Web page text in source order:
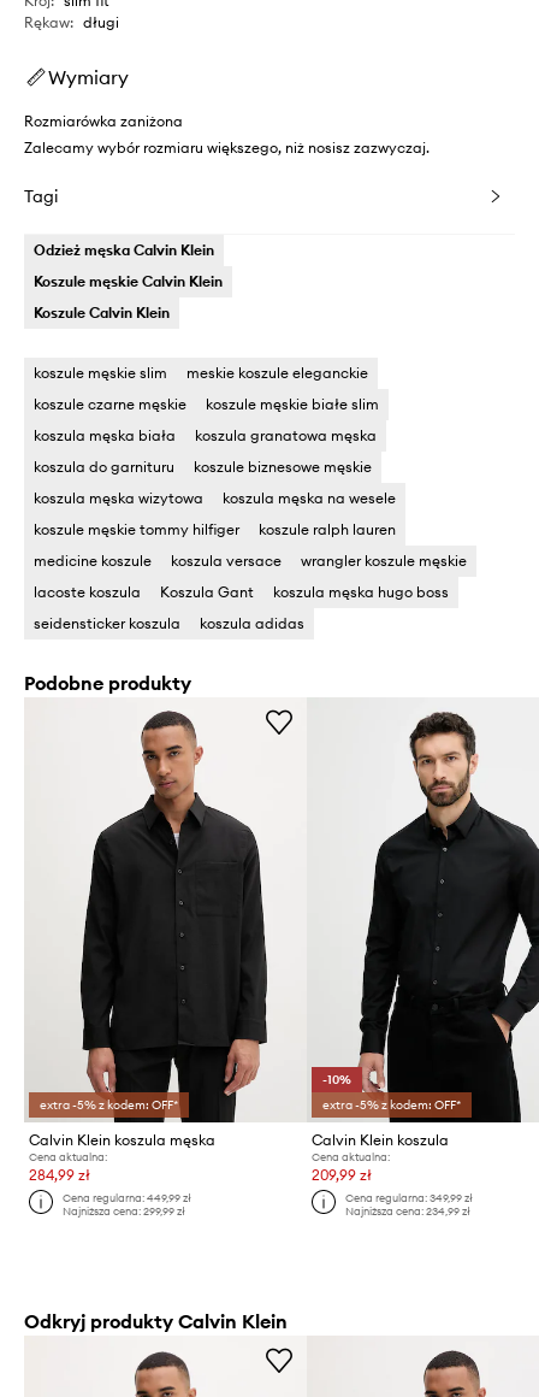
Rękaw: długi
Wymiary
Rozmiarówka zaniżona
Zalecamy wybór rozmiaru większego, niż nosisz zazwyczaj.
Tagi
Odzież męska Calvin Klein
Koszule męskie Calvin Klein
Koszule Calvin Klein
koszule męskie slim
meskie koszule eleganckie
koszule czarne męskie
koszule męskie białe slim
koszula męska biała
koszula granatowa męska
koszula do garnituru
koszule biznesowe męskie
koszula męska wizytowa
koszula męska na wesele
koszule męskie tommy hilfiger
koszule ralph lauren
medicine koszule
koszula versace
wrangler koszule męskie
lacoste koszula
Koszula Gant
koszula męska hugo boss
seidensticker koszula
koszula adidas
Podobne produkty
extra -5% z kodem: OFF*
Calvin Klein koszula męska
Cena aktualna:
284,99 zł
Cena regularna:449,99 zł
Najniższa cena:299,99 zł
-10%
extra -5% z kodem: OFF*
Calvin Klein koszula
Cena aktualna:
209,99 zł
Cena regularna: 349,99 zł
Najniższa cena: 234,99 zł
Odkryj produkty Calvin Klein